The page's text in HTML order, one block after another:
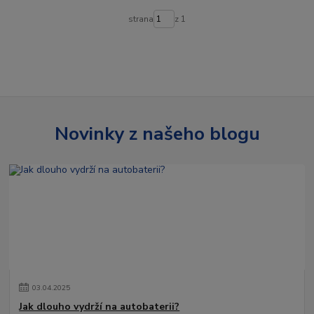
strana z 1
Novinky z našeho blogu
03.04.2025
Jak dlouho vydrží na autobaterii?